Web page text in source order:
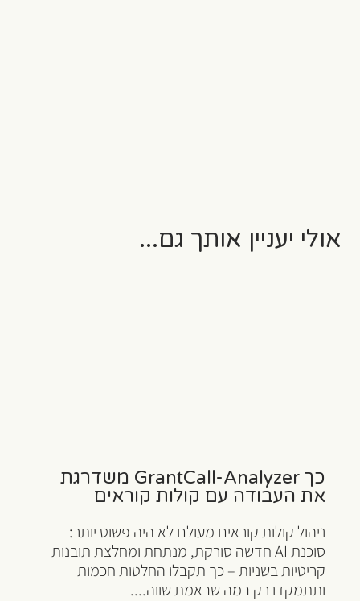
אולי יעניין אותך גם...
כך GrantCall-Analyzer משדרגת
את העבודה עם קולות קוראים
ניהול קולות קוראים מעולם לא היה פשוט יותר:
סוכנת AI חדשה סורקת, מנתחת ומחלצת תובנות
קריטיות בשניות – כך תקבלו החלטות חכמות
ותתמקדו רק במה שבאמת שווה....